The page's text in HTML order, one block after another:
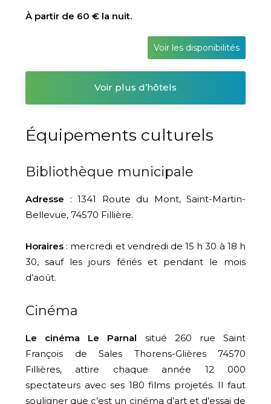
À partir de 60 € la nuit.
Voir les disponibilités
Voir plus d’hôtels
Équipements culturels
Bibliothèque municipale
Adresse : 1341 Route du Mont, Saint-Martin-
Bellevue, 74570 Fillière.
Horaires : mercredi et vendredi de 15 h 30 à 18 h
30, sauf les jours fériés et pendant le mois
d’août.
Cinéma
Le cinéma Le Parnal situé 260 rue Saint
François de Sales Thorens-Glières 74570
Fillières, attire chaque année 12 000
spectateurs avec ses 180 films projetés. Il faut
souligner que c’est un cinéma d’art et d’essai de